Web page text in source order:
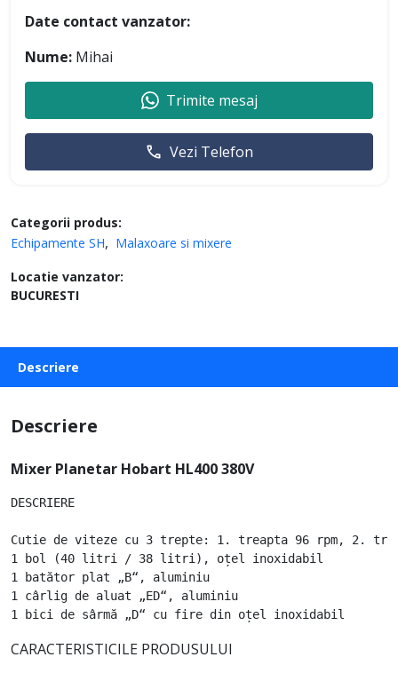
Categorii produs:
Echipamente SH
Malaxoare si mixere
Locatie vanzator:
BUCURESTI
Date contact vanzator:
Nume: Mihai
Trimite mesaj
Vezi Telefon
Descriere
Descriere
Mixer Planetar Hobart HL400 380V
DESCRIERE
Cutie de viteze cu 3 trepte: 1. treapta 96 rpm, 2.
1 bol (40 litri / 38 litri), oțel inoxidabil
1 batător plat „B“, aluminiu
1 cârlig de aluat „ED“, aluminiu
CARACTERISTICILE PRODUSULUI